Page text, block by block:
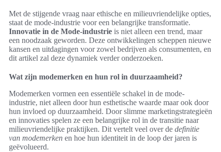
Met de stijgende vraag naar ethische en milieuvriendelijke opties,
staat de mode-industrie voor een belangrijke transformatie.
Innovatie in de Mode-industrie is niet alleen een trend, maar
een noodzaak geworden. Deze ontwikkelingen scheppen nieuwe
kansen en uitdagingen voor zowel bedrijven als consumenten, en
dit artikel zal deze dynamiek verder onderzoeken.
Wat zijn modemerken en hun rol in duurzaamheid?
Modemerken vormen een essentiële schakel in de mode-
industrie, niet alleen door hun esthetische waarde maar ook door
hun invloed op duurzaamheid. Door slimme marketingstrategieën
en innovaties spelen ze een belangrijke rol in de transitie naar
milieuvriendelijke praktijken. Dit vertelt veel over de definitie
van modemerken en hoe hun identiteit in de loop der jaren is
geëvolueerd.